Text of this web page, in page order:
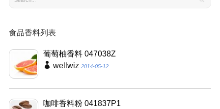
食品香料列表
葡萄柚香料 047038Z
wellwiz 2014-05-12
咖啡香料粉 041837P1